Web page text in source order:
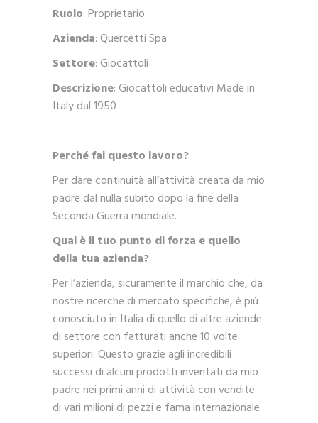
Ruolo: Proprietario
Azienda: Quercetti Spa
Settore: Giocattoli
Descrizione: Giocattoli educativi Made in
Italy dal 1950
Perché fai questo lavoro?
Per dare continuità all’attività creata da mio
padre dal nulla subito dopo la fine della
Seconda Guerra mondiale.
Qual è il tuo punto di forza e quello
della tua azienda?
Per l’azienda, sicuramente il marchio che, da
nostre ricerche di mercato specifiche, è più
conosciuto in Italia di quello di altre aziende
di settore con fatturati anche 10 volte
superiori. Questo grazie agli incredibili
successi di alcuni prodotti inventati da mio
padre nei primi anni di attività con vendite
di vari milioni di pezzi e fama internazionale.